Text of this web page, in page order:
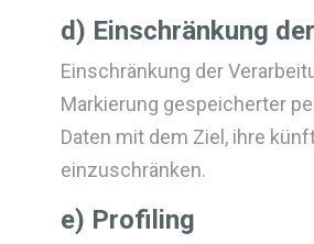
d) Einschränkung
Einschränkung der
Markierung gespeicherter
Daten mit dem Ziel, ihre
einzuschränken.
e) Profiling